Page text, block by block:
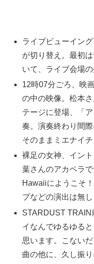
ライブビューイン
が切り替え。最初
いて、ライブ会場の
12時07分ごろ、映
の中の映像。松本
テージに登場、「
奏。演奏終わり間
そのままミエナイ
裸足の女神、イン
葉さんのアカペラ
Hawaiiにようこそ
プなどの演出は無し
STARDUST TRAIN
イなんでゆるゆる
思います。こない
曲の他に、久し振